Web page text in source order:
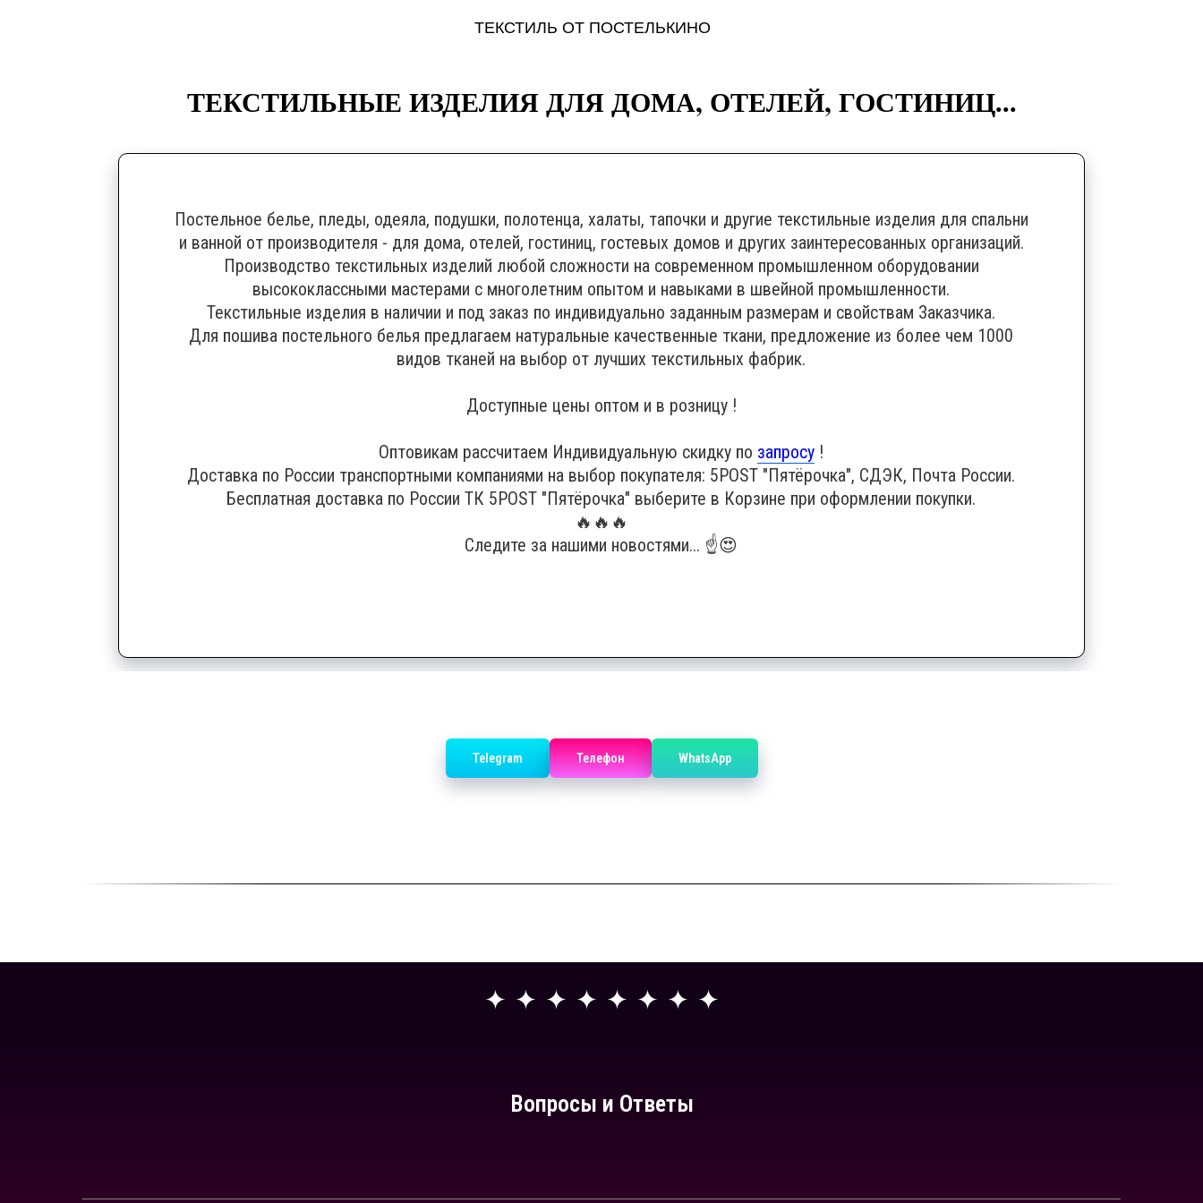
ТЕКСТИЛЬНЫЕ ИЗДЕЛИЯ ДЛЯ ДОМА, ОТЕЛЕЙ, ГОСТИНИЦ...
ТЕКСТИЛЬ ОТ ПОСТЕЛЬКИНО
Постельное белье, пледы, одеяла, подушки, полотенца, халаты, тапочки и другие текстильные изделия для спальни
и ванной от производителя - для дома, отелей, гостиниц, гостевых домов и других заинтересованных организаций.
Производство текстильных изделий любой сложности на современном промышленном оборудовании
высококлассными мастерами с многолетним опытом и навыками в швейной промышленности.
Текстильные изделия в наличии и под заказ по индивидуально заданным размерам и свойствам Заказчика.
Для пошива постельного белья предлагаем натуральные качественные ткани, предложение из более чем 1000
видов тканей на выбор от лучших текстильных фабрик.
Доступные цены оптом и в розницу !
Оптовикам рассчитаем Индивидуальную скидку по запросу !
Доставка по России транспортными компаниями на выбор покупателя: 5POST "Пятёрочка", СДЭК, Почта России.
Бесплатная доставка по России ТК 5POST "Пятёрочка" выберите в Корзине при оформлении покупки.
🔥🔥🔥
Следите за нашими новостями... ☝️😍
Telegram Телефон WhatsApp
Вопросы и Ответы